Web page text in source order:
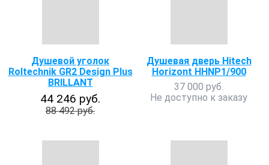
Душевой уголок
Roltechnik GR2 Design Plus
BRILLANT
44 246 руб.
88 492 руб.
Душевая дверь Hitech
Horizont HHNP1/900
37 000 руб.
Не доступно к заказу